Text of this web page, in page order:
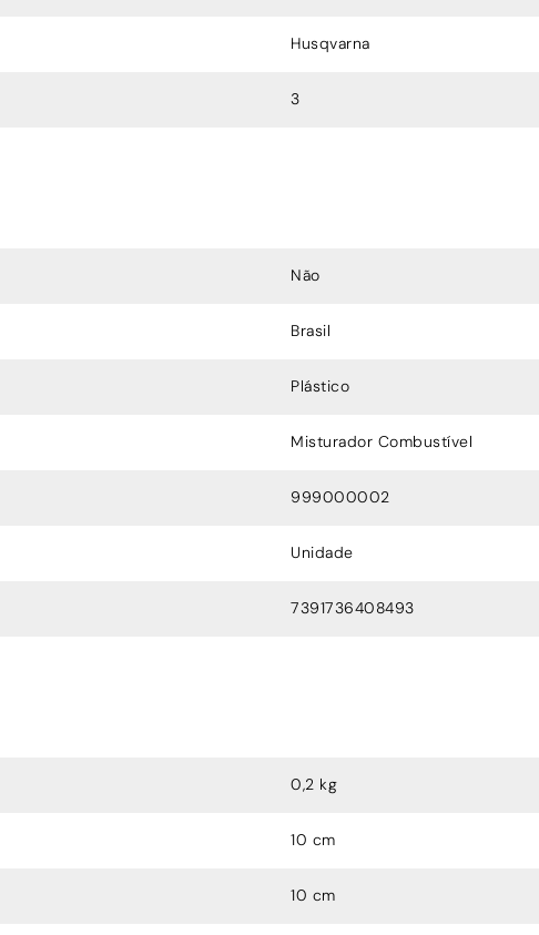
Husqvarna
3
Não
Brasil
Plástico
Misturador Combustível
999000002
Unidade
7391736408493
0,2 kg
10 cm
10 cm